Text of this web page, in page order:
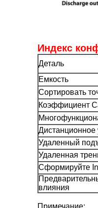
Индекс
Деталь
Емкость
Сортировать
Коэффициент
Дистанционное
Удаленный
Удаленная
Сформируйте
влияния
Примечание: